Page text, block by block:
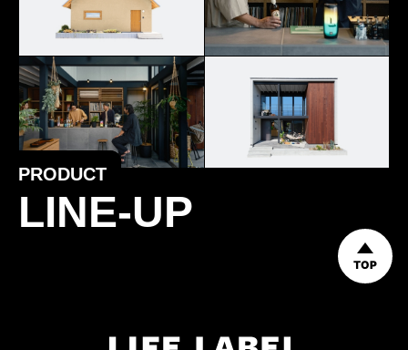
PRODUCT
LINE-UP
TOP